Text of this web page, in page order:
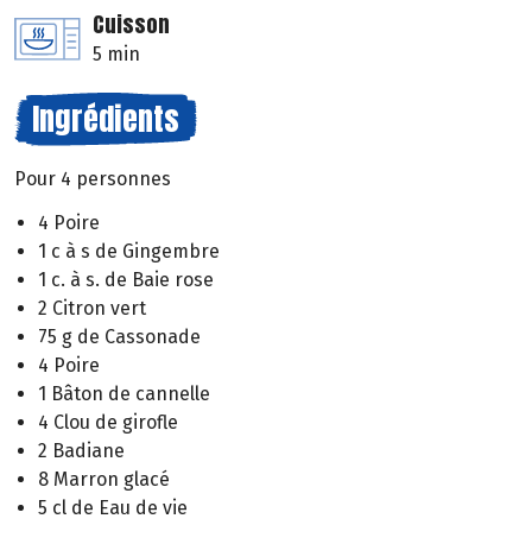
Cuisson
5 min
Ingrédients
Pour 4 personnes
4 Poire
1 c à s de Gingembre
1 c. à s. de Baie rose
2 Citron vert
75 g de Cassonade
4 Poire
1 Bâton de cannelle
4 Clou de girofle
2 Badiane
8 Marron glacé
5 cl de Eau de vie